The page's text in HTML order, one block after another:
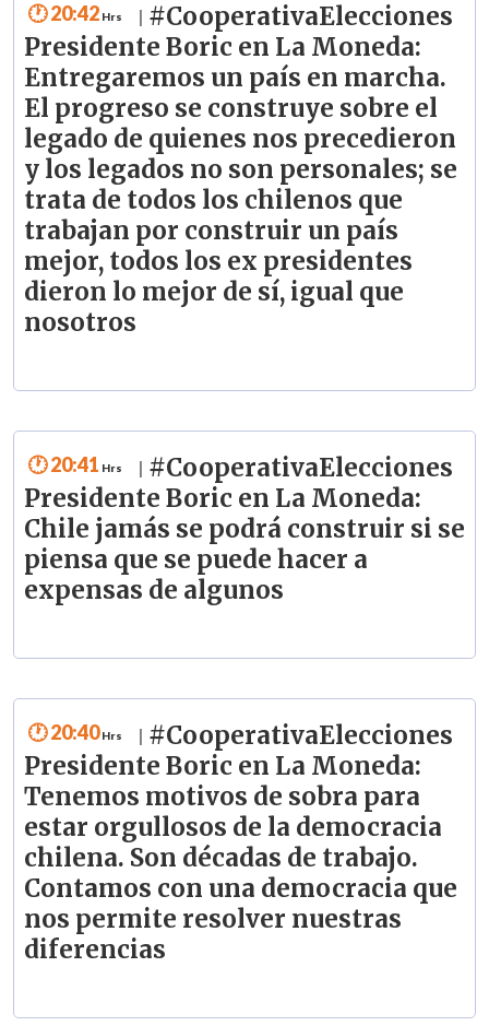
20:42
#CooperativaElecciones
Presidente Boric en La Moneda:
Entregaremos un país en marcha.
El progreso se construye sobre el
legado de quienes nos precedieron
y los legados no son personales; se
trata de todos los chilenos que
trabajan por construir un país
mejor, todos los ex presidentes
dieron lo mejor de sí, igual que
nosotros
20:41
#CooperativaElecciones
Presidente Boric en La Moneda:
Chile jamás se podrá construir si se
piensa que se puede hacer a
expensas de algunos
20:40
#CooperativaElecciones
Presidente Boric en La Moneda:
Tenemos motivos de sobra para
estar orgullosos de la democracia
chilena. Son décadas de trabajo.
Contamos con una democracia que
nos permite resolver nuestras
diferencias